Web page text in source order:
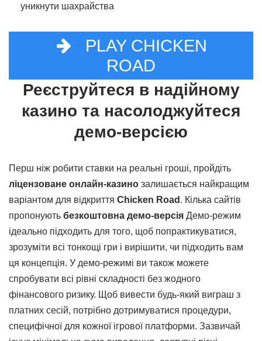
уникнути шахрайства
PLAY CHICKEN
ROAD
Реєструйтеся в надійному
казино та насолоджуйтеся
демо-версією
Перш ніж робити ставки на реальні гроші, пройдіть
ліцензоване онлайн-казино залишається найкращим
варіантом для відкриття Chicken Road . Кілька сайтів
пропонують безкоштовна демо-версія Демо-режим
ідеально підходить для того, щоб попрактикуватися,
зрозуміти всі тонкощі гри і вирішити, чи підходить вам
ця концепція. У демо-режимі ви також можете
спробувати всі рівні складності без жодного
фінансового ризику. Щоб вивести будь-який виграш з
платних сесій, потрібно дотримуватися процедури,
специфічної для кожної ігрової платформи. Зазвичай